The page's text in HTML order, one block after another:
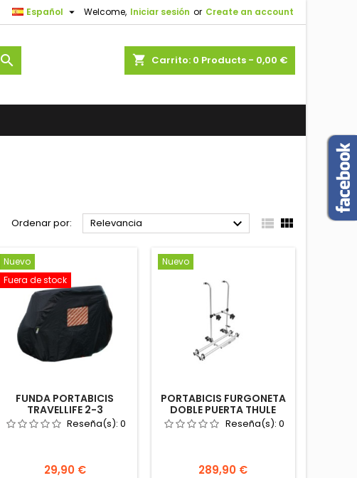
Welcome, Iniciar sesión or Create an account
Español 
shopping_cart Carrito: 0 Products - 0,00 €

Ordenar por: Relevancia   
Nuevo
Fuera de stock
FUNDA PORTABICIS
TRAVELLIFE 2-3
BICICLETAS SEÑAL
AUTOCARAVANA
Reseña(s):0
Precio
29,90 €
Nuevo
PORTABICIS FURGONETA
DOBLE PUERTA THULE
SPORT G2 COMPACT
PORTABICICLETAS
Reseña(s): 0
Precio
289,90 €